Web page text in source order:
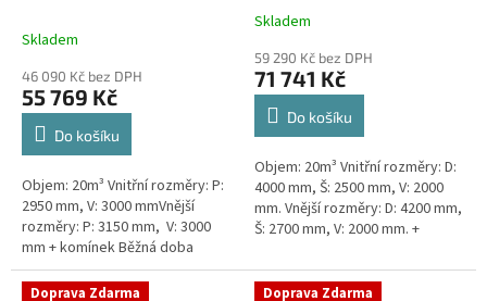
Skladem
46 090 Kč bez DPH
55 769 Kč
Do košíku
Objem: 20m³ Vnitřní rozměry: P:
2950 mm, V: 3000 mmVnější
rozměry: P: 3150 mm, V: 3000
mm + komínek Běžná doba
dodání 2-3 týdny od objednávky.
Rozměry nádrže možno...
obetonování
Průměrné
produktu
je
5,0
hvězdiček.
Skladem
59 290 Kč bez DPH
71 741 Kč
Do košíku
Objem: 20m³ Vnitřní rozměry: D:
4000 mm, Š: 2500 mm, V: 2000
mm. Vnější rozměry: D: 4200 mm,
Š: 2700 mm, V: 2000 mm. +
týdny od objednávky....
Doprava Zdarma Doprava Zdarma